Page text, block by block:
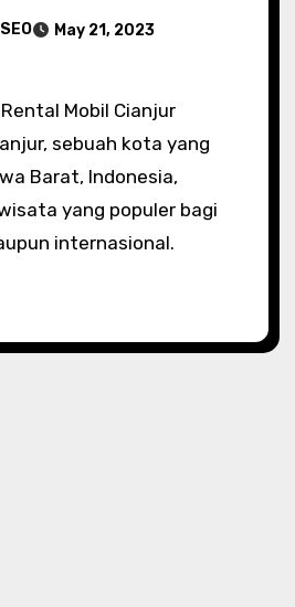
May 21, 2023
sebuah kota yang
Barat, Indonesia,
yang populer bagi
internasional.